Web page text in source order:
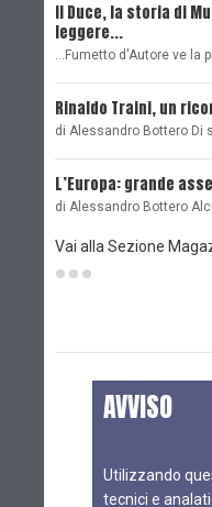
Il Duce, la storia di
leggere...
...Fumetto d'Autore ve la
Rinaldo Traini, un
di Alessandro Bottero Di
L’Europa: grande
di Alessandro Bottero
Vai alla Sezione
AVVISO
Utilizzando
tecnici e